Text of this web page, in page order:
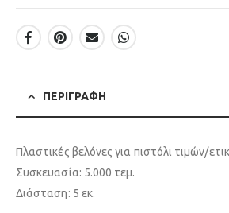
ΠΕΡΙΓΡΑΦΉ
Πλαστικές βελόνες για πιστόλι τιμών/
Συσκευασία: 5.000 τεμ.
Διάσταση: 5 εκ.